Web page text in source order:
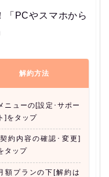
「PCやスマホから
解約方法
ニューの[設定･サポー
ト]をタップ
約内容の確認･変更]
タップ
額プランの下[解約は